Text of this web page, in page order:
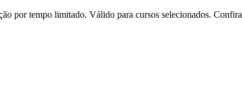
por tempo limitado. Válido para cursos selecionados. Confira